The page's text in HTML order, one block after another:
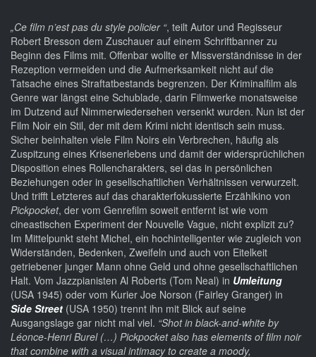
„Ce film n’est pas du style policier “, teilt Autor und Regisseur
Robert Bresson dem Zuschauer auf einem Schriftbanner zu
Beginn des Films mit. Offenbar wollte er Missverständnisse in der
Rezeption vermeiden und die Aufmerksamkeit nicht auf die
Tatsache eines Straftatbestands begrenzen. Der Kriminalfilm als
Genre war längst eine Schublade, darin Filmwerke monatsweise
im Dutzend auf Nimmerwiedersehen versenkt wurden. Nun ist der
Film Noir ein Stil, der mit dem Krimi nicht identisch sein muss.
Sicher beinhalten viele Film Noirs ein Verbrechen, häufig als
Zuspitzung eines Krisenerlebens und damit der widersprüchlichen
Disposition eines Rollencharakters, sei das in persönlichen
Beziehungen oder in gesellschaftlichen Verhältnissen verwurzelt.
Und trifft Letzteres auf das charakterfokussierte Erzählkino von
Pickpocket, der vom Genrefilm soweit entfernt ist wie vom
cineastischen Experiment der Nouvelle Vague, nicht explizit zu?
Im Mittelpunkt steht Michel, ein hochintelligenter wie zugleich von
Widerständen, Bedenken, Zweifeln und auch von Eitelkeit
getriebener junger Mann ohne Geld und ohne gesellschaftlichen
Halt. Vom Jazzpianisten Al Roberts (Tom Neal) in Umleitung
(USA 1945) oder vom Kurier Joe Norson (Fairley Granger) in
Side Street (USA 1950) trennt ihn mit Blick auf seine
Ausgangslage gar nicht mal viel. “Shot in black-and-white by
Léonce-Henri Burel (…) Pickpocket also has elements of film noir
that combine with a visual intimacy to create a moody,